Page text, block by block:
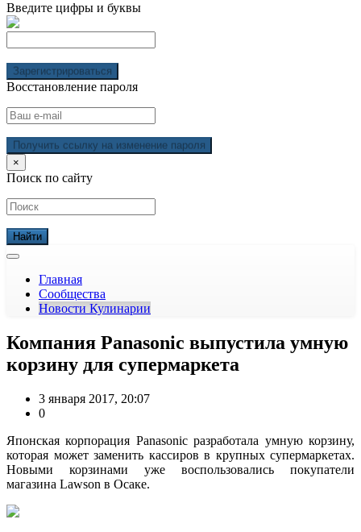
Введите цифры и буквы
Зарегистрироваться
Восстановление пароля
Получить ссылку на изменение пароля
×
Поиск по сайту
Главная
Сообщества
Новости Кулинарии
Компания Panasonic выпустила умную
корзину для супермаркета
3 января 2017, 20:07
0
Японская корпорация Panasonic разработала умную корзину,
которая может заменить кассиров в крупных супермаркетах.
Новыми корзинами уже воспользовались покупатели
магазина Lawson в Осаке.